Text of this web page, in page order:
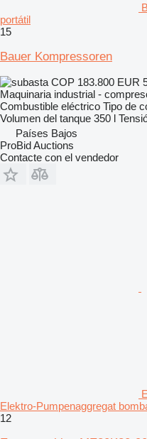
portátil
15
Bauer Kompressoren
COP 183.800 EUR
Maquinaria industrial -
Combustible eléctrico Tipo de
Volumen del tanque 350 l
Países Bajos
ProBid Auctions
Contacte con el vendedor
Elektro-Pumpenaggregat
12